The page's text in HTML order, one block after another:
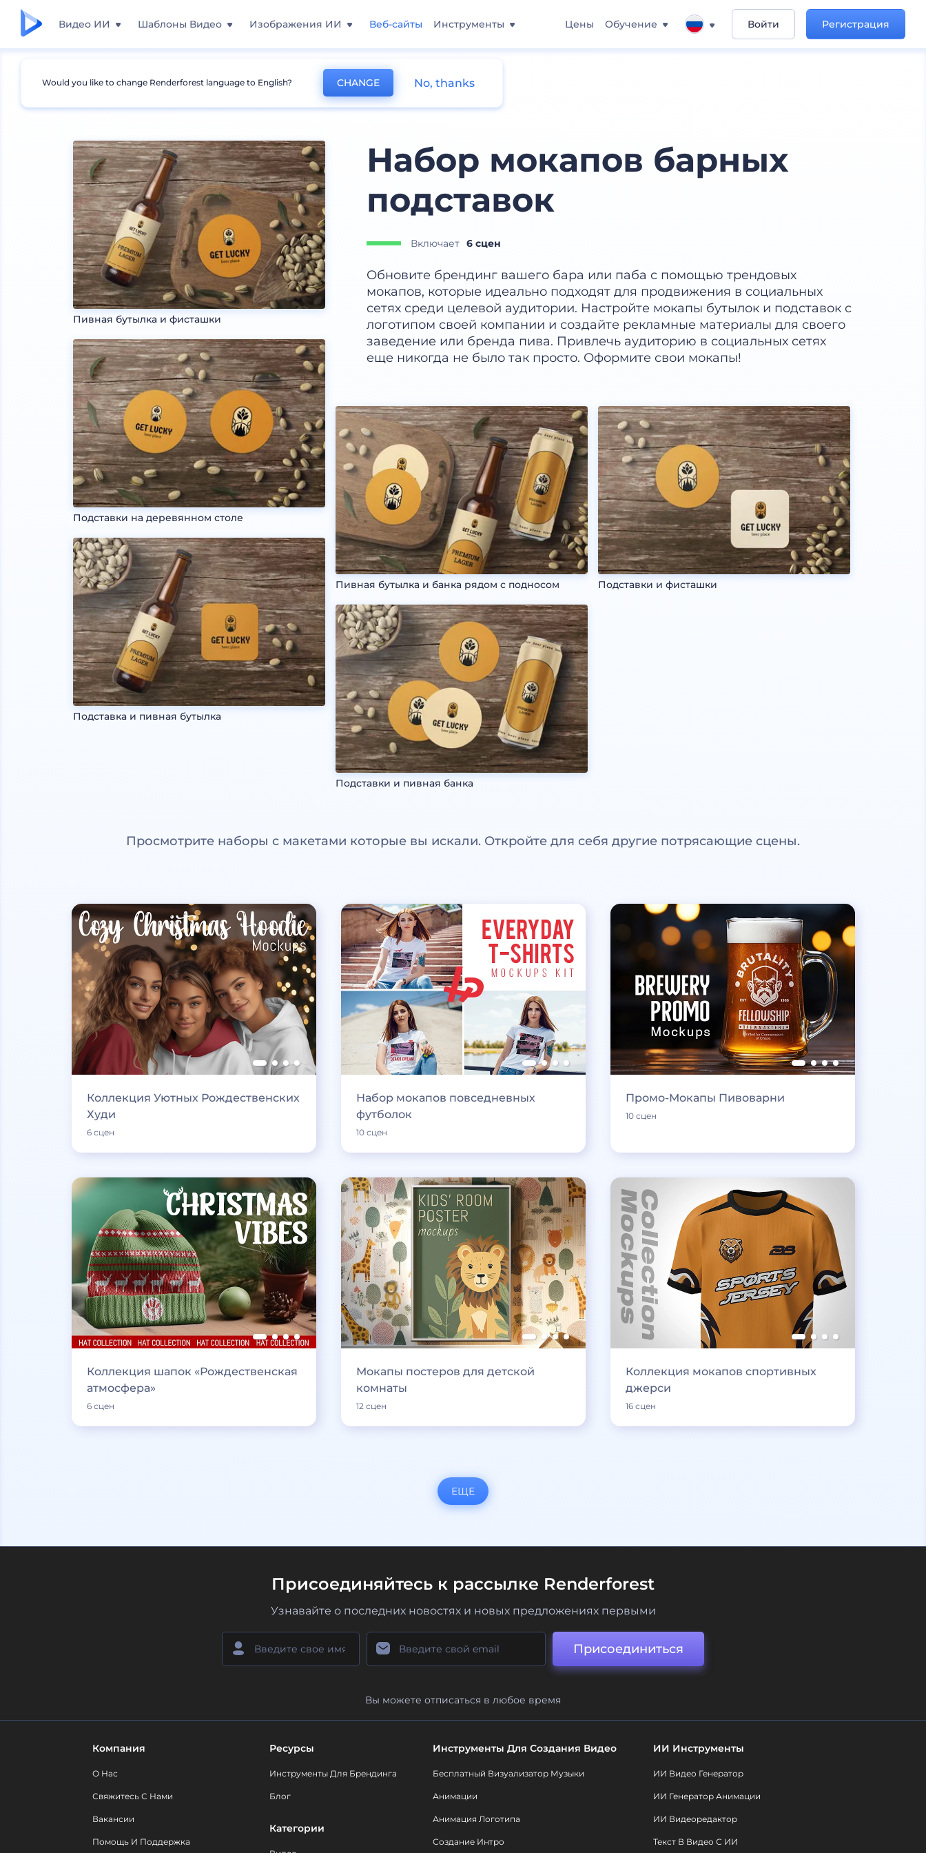
Видео ИИ Шаблоны Видео Изображения ИИ Веб-сайты Инструменты Цены Обучение Войти Регистрация
Мокапы Печатные материалы Мокапы подставок под кружку
Пивная бутылка и фисташки
Подставки на деревянном столе
Подставка и пивная бутылка
Набор мокапов барных
подставок
Включает 6 сцен
Обновите брендинг вашего бара или паба с помощью трендовых
мокапов, которые идеально подходят для продвижения в социальных
сетях среди целевой аудитории. Настройте мокапы бутылок и подставок с
логотипом своей компании и создайте рекламные материалы для своего
заведение или бренда пива. Привлечь аудиторию в социальных сетях
еще никогда не было так просто. Оформите свои мокапы!
Пивная бутылка и банка рядом с подносом
Подставки и пивная банка
Подставки и фисташки
Просмотрите наборы с макетами которые вы искали. Откройте для себя другие потрясающие сцены.
Коллекция Уютных Рождественских
Худи
6 сцен
Набор мокапов повседневных
футболок
10 сцен
Промо-Мокапы Пивоварни
10 сцен
Коллекция шапок «Рождественская
атмосфера»
6 сцен
Мокапы постеров для детской
комнаты
12 сцен
Коллекция мокапов спортивных
джерси
16 сцен
ЕЩЕ
Присоединяйтесь к рассылке Renderforest
Узнавайте о последних новостях и новых предложениях первыми
Присоединиться
Вы можете отписаться в любое время
Компания
О Нас
Свяжитесь С Нами
Вакансии
Помощь И Поддержка
Ресурсы
Инструменты Для Брендинга
Блог
Категории
Инструменты Для Создания Видео
Бесплатный Визуализатор Музыки
Анимации
Анимация Логотипа
Создание Интро
ИИ Инструменты
ИИ Видео Генератор
ИИ Генератор Анимации
ИИ Видеоредактор
Текст В Видео С ИИ
Would you like to change Renderforest language to English? CHANGE No, thanks